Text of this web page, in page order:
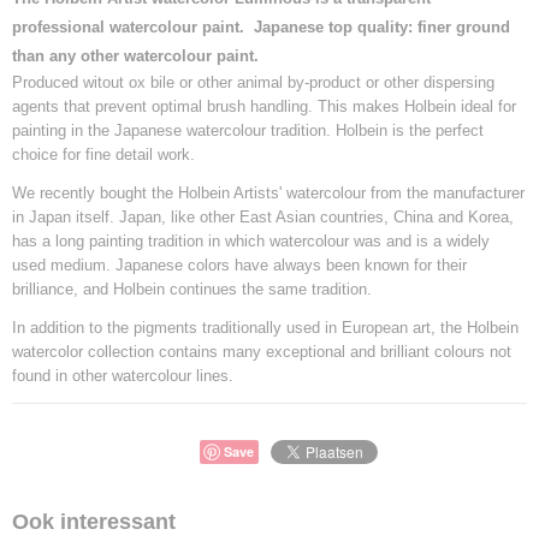
professional watercolour paint. Japanese top quality: finer ground
than any other watercolour paint.
Produced witout ox bile or other animal by-product or other dispersing
agents that prevent optimal brush handling. This makes Holbein ideal for
painting in the Japanese watercolour tradition. Holbein is the perfect
choice for fine detail work.
We recently bought the Holbein Artists' watercolour from the manufacturer
in Japan itself. Japan, like other East Asian countries, China and Korea,
has a long painting tradition in which watercolour was and is a widely
used medium. Japanese colors have always been known for their
brilliance, and Holbein continues the same tradition.
In addition to the pigments traditionally used in European art, the Holbein
watercolor collection contains many exceptional and brilliant colours not
found in other watercolour lines.
Save
Ook interessant